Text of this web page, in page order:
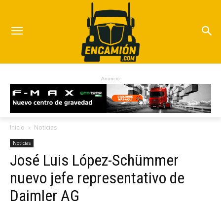
Anuncio
Inicio Noticias
Noticias
José Luis López-Schümmer
nuevo jefe representativo de
Daimler AG